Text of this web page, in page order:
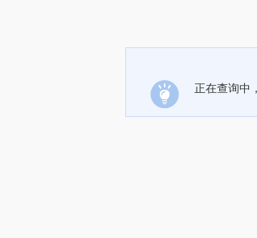
正在查询中